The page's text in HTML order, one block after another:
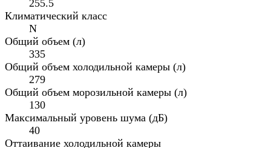
255.5
Климатический класс
N
Общий объем (л)
335
Общий объем холодильной камеры (л)
279
Общий объем морозильной камеры (л)
130
Максимальный уровень шума (дБ)
40
Оттаивание холодильной камеры